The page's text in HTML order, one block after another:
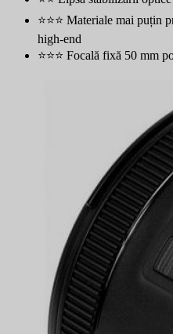
⭐⭐⭐ Materiale mai puțin
high-end
⭐⭐⭐ Focală fixă 50 mm